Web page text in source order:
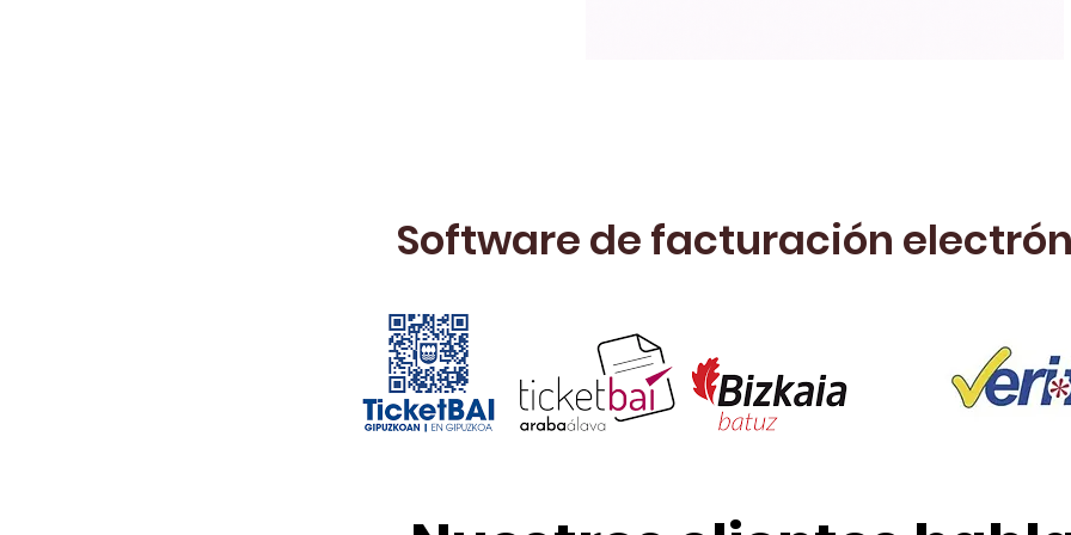
Software de facturación